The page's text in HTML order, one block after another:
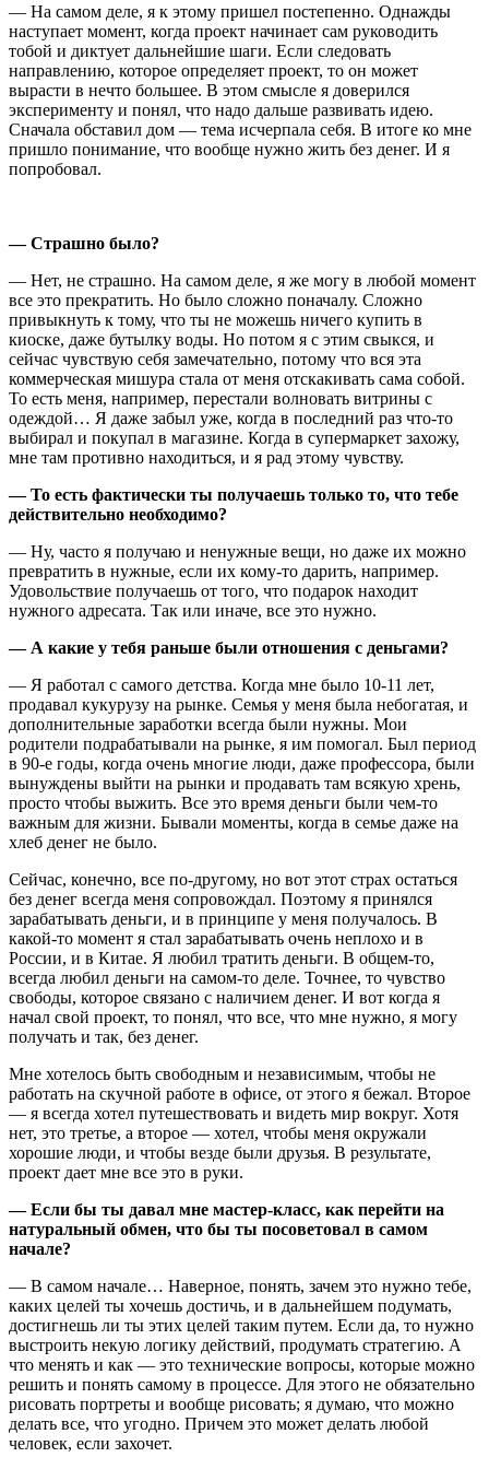
— На самом деле, я к этому пришел постепенно. Однажды
наступает момент, когда проект начинает сам руководить
тобой и диктует дальнейшие шаги. Если следовать
направлению, которое определяет проект, то он может
вырасти в нечто большее. В этом смысле я доверился
эксперименту и понял, что надо дальше развивать идею.
Сначала обставил дом — тема исчерпала себя. В итоге ко мне
пришло понимание, что вообще нужно жить без денег. И я
попробовал.
— Страшно было?
— Нет, не страшно. На самом деле, я же могу в любой момент
все это прекратить. Но было сложно поначалу. Сложно
привыкнуть к тому, что ты не можешь ничего купить в
киоске, даже бутылку воды. Но потом я с этим свыкся, и
сейчас чувствую себя замечательно, потому что вся эта
коммерческая мишура стала от меня отскакивать сама собой.
То есть меня, например, перестали волновать витрины с
одеждой… Я даже забыл уже, когда в последний раз что-то
выбирал и покупал в магазине. Когда в супермаркет захожу,
мне там противно находиться, и я рад этому чувству.
— То есть фактически ты получаешь только то, что тебе
действительно необходимо?
— Ну, часто я получаю и ненужные вещи, но даже их можно
превратить в нужные, если их кому-то дарить, например.
Удовольствие получаешь от того, что подарок находит
нужного адресата. Так или иначе, все это нужно.
— А какие у тебя раньше были отношения с деньгами?
— Я работал с самого детства. Когда мне было 10-11 лет,
продавал кукурузу на рынке. Семья у меня была небогатая, и
дополнительные заработки всегда были нужны. Мои
родители подрабатывали на рынке, я им помогал. Был период
в 90-е годы, когда очень многие люди, даже профессора, были
вынуждены выйти на рынки и продавать там всякую хрень,
просто чтобы выжить. Все это время деньги были чем-то
важным для жизни. Бывали моменты, когда в семье даже на
хлеб денег не было.
Сейчас, конечно, все по-другому, но вот этот страх остаться
без денег всегда меня сопровождал. Поэтому я принялся
зарабатывать деньги, и в принципе у меня получалось. В
какой-то момент я стал зарабатывать очень неплохо и в
России, и в Китае. Я любил тратить деньги. В общем-то,
всегда любил деньги на самом-то деле. Точнее, то чувство
свободы, которое связано с наличием денег. И вот когда я
начал свой проект, то понял, что все, что мне нужно, я могу
получать и так, без денег.
Мне хотелось быть свободным и независимым, чтобы не
работать на скучной работе в офисе, от этого я бежал. Второе
— я всегда хотел путешествовать и видеть мир вокруг. Хотя
нет, это третье, а второе — хотел, чтобы меня окружали
хорошие люди, и чтобы везде были друзья. В результате,
проект дает мне все это в руки.
— Если бы ты давал мне мастер-класс, как перейти на
натуральный обмен, что бы ты посоветовал в самом
начале?
— В самом начале… Наверное, понять, зачем это нужно тебе,
каких целей ты хочешь достичь, и в дальнейшем подумать,
достигнешь ли ты этих целей таким путем. Если да, то нужно
выстроить некую логику действий, продумать стратегию. А
что менять и как — это технические вопросы, которые можно
решить и понять самому в процессе. Для этого не обязательно
рисовать портреты и вообще рисовать; я думаю, что можно
делать все, что угодно. Причем это может делать любой
человек, если захочет.